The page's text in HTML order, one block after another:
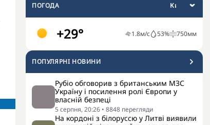
ПОГОДА
+29° 1.8м/с 53% 750мм
ПОПУЛЯРНI НОВИНИ
Рубіо обговорив з британським МЗС
Україну і посилення ролі Європи у
власній безпеці
5 серпня, 20:26 • 8848 перегляди
На кордоні з білоруссю у Литві виявили